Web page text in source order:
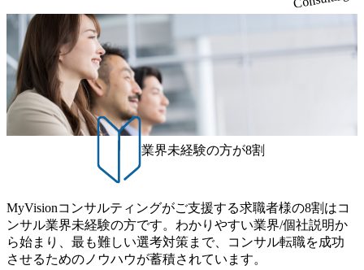
威人氏：BCG出身。金融業界における戦略策定、DX戦略立
案、人事組織テーマに強みを持ち、メディア・エンタメ業
界においてはDX戦略立案、NFT等の新規事業立案を得意と
する。 - 藏満 一馬氏：アクセンチュア出身。金融業界を中
心に、DX戦略策定、新規事業立案、組織変革、規制対応等
の幅広いプロジェクトを主導する。 - 天野 善仁氏：19卒Pw
C出身。Xspear最年少シニアマネージャー 社員インタビュー
ページ (https://www.xspear.co.jp/career/interviews/) 戦略だけの
コンサルは終わり──コンサル業界の風雲児に聞く。“これ
から”のコンサルの在り方 (https://www.businessinsider.jp/articl
e/20250205-simplex-xspear/) Xspear Consultingがえるぼし認定
を取得 (https://www.agara.co.jp/article/382811) シンプレクスと
Xspear Consultingが、東京都港区の行政手続き100%デジタル
化を支援 (https://www.afpbb.com/articles/-/3520247) 【未経験
者】 ・年収UPでのオファー ・ワンプールで様々なインダ
ね、ワークライフバランスを図りながら効率的に働くこと
ができる 【休日】 土日祝休みの完全週休2日制 2025年度の
年間休日は125日（GW8日、夏季9日、年末年始9日） 有給
休暇は年間24日（4月1日入社の場合）で、入社日に付与さ
れます。 年次有給休暇の残日数は、翌年度に繰り越すこと
ができます。 慶弔休暇は、事由により取得可能日数は異な
りますが、3～7日の連続休暇を取得できます。 リフレッシ
ュ休暇は、規程で定める勤続年数ごとに、連続5日のリフレ
ッシュ休暇を取得できます。 【育児や子の看護、介護など
の制度】 育児休暇： 対象：小学校1年修了時の3月31日まで
の子を育てるすべての従業員※期間：通算3年間 短時間勤
日2時間15分まで、始業・終業時刻の繰り上げ・繰り下げが
可能 子の看護休暇： 子1人につき5日まで取得でき、1時間
単位で取得することも可能 家族看護休暇： 5日まで取得で
き、1時間単位で取得することも可能 【独身寮、住宅手当制
業界未経験の方が8割
MyVisionコンサルティングがご支援する求職者様の8割はコ
ンサル業界未経験の方です。わかりやすい業界/個社説明か
ら始まり、最も難しい選考対策まで、コンサル転職を成功
させるためのノウハウが蓄積されています。